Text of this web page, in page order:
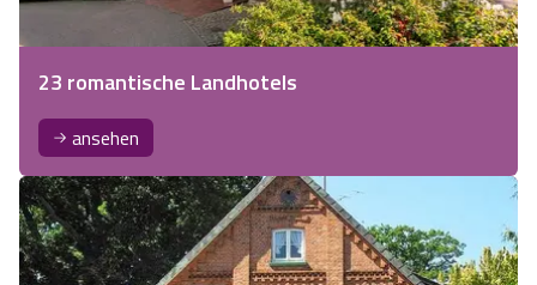
23 romantische Landhotels
ansehen